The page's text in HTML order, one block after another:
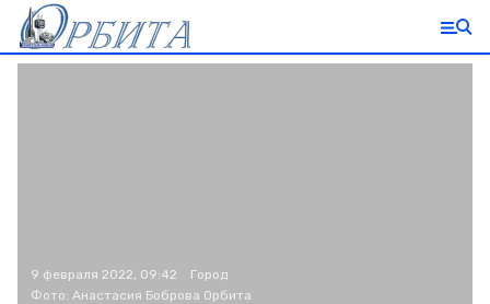
9 февраля 2022, 09:42
Город
Фото: Анастасия Боброва Орбита